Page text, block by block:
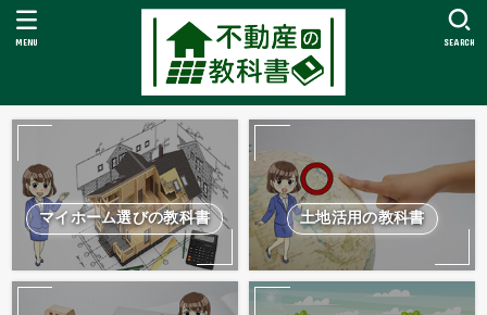
SEARCH
MENU
マイホーム選びの教科書 土地活用の教科書